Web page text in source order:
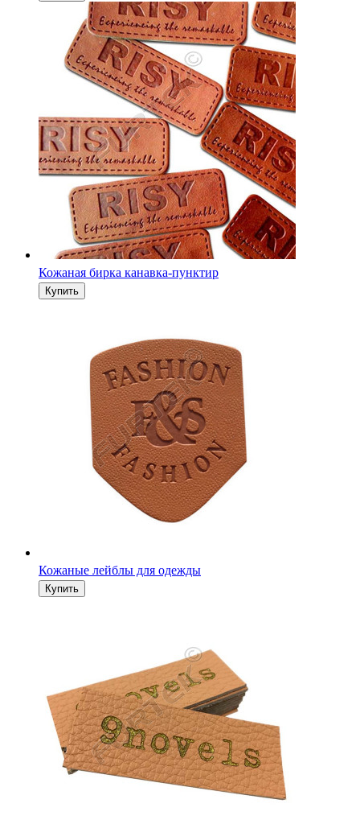
Кожаная бирка канавка-пунктир
Кожаные лейблы для одежды